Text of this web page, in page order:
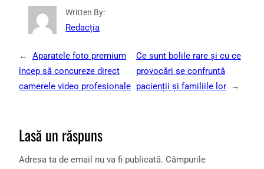
Written By:
Redacția
←
Aparatele foto premium
încep să concureze direct
camerele video profesionale
Ce sunt bolile rare și cu ce
provocări se confruntă
pacienții și familiile lor
→
Lasă un răspuns
Adresa ta de email nu va fi publicată. Câmpurile